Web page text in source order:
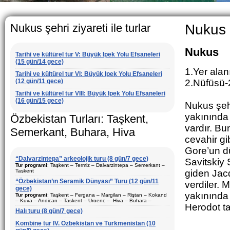
The
rather
5-6
Nukus şehri ziyareti ile turlar
Tarihi ve kültürel tur V: Büyük Ipek Yolu Efsaneleri
(15 gün/14 gece)
Tarihi ve kültürel tur VI: Büyük Ipek Yolu Efsaneleri
(12 gün/11 gece)
Tarihi ve kültürel tur VIII: Büyük Ipek Yolu Efsaneleri
(16 gün/15 gece)
Özbekistan Turları: Taşkent,
Semerkant, Buhara, Hiva
“Dalvarzintepa” arkeolojik turu (8 gün/7 gece)
Tur programi: Taşkent – Termiz – Dalvarzintepa – Semerkant –
Taşkent
Süre: 8 gün/7 gece
Hareket şekli : Karayolu ve uçak
– Termiz (1) – Dalvarzintepa (3)
Sezon: Yil boyunca
“Özbekistan’ın Seramik Dünyası” Turu (12 gün/11
gece)
Tur programi: Taşkent – Fergana – Margilan – Riştan – Kokand
– Kuva – Andican – Taşkent – Urgenç – Hiva – Buhara –
Hareket şekli: Karayolu ve uçak
Halı turu (8 gün/7 gece)
Kombine tur IV. Özbekistan ve Türkmenistan (10
Nukus
Nukus
1.Yer
Nukus
vardır.
cevahir
Gore’un
Savitskiy
giden
verdiler.
Herodot